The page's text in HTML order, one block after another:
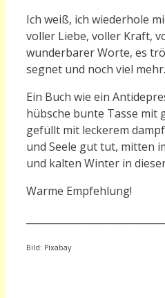
Ich weiß, ich wiederhole
voller Liebe, voller Kraft,
wunderbarer Worte, es
segnet und noch viel mehr.
Ein Buch wie ein
hübsche bunte Tasse mit
gefüllt mit leckerem
und Seele gut tut, mitten
und kalten Winter in
Warme Empfehlung!
Bild: Pixabay